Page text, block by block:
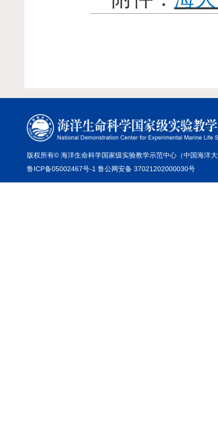
版权所有© 海洋生命科学国家级实验教学示范中心（中国海洋
鲁ICP备05002467号-1 鲁公网安备 37021202000030号